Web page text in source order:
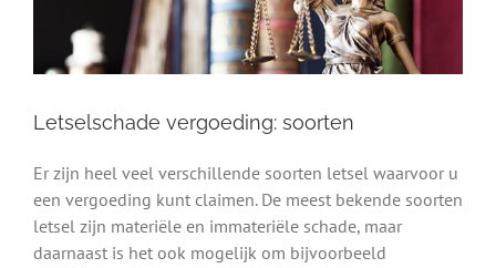
Letselschade vergoeding: soorten
Er zijn heel veel verschillende soorten letsel waarvoor u
een vergoeding kunt claimen. De meest bekende soorten
letsel zijn materiële en immateriële schade, maar
daarnaast is het ook mogelijk om bijvoorbeeld